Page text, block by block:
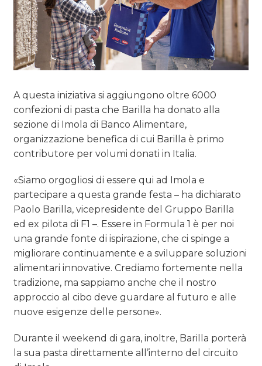
A questa iniziativa si aggiungono oltre 6000
confezioni di pasta che Barilla ha donato alla
sezione di Imola di Banco Alimentare,
organizzazione benefica di cui Barilla è primo
contributore per volumi donati in Italia.
«Siamo orgogliosi di essere qui ad Imola e
partecipare a questa grande festa – ha dichiarato
Paolo Barilla, vicepresidente del Gruppo Barilla
ed ex pilota di F1 –. Essere in Formula 1 è per noi
una grande fonte di ispirazione, che ci spinge a
migliorare continuamente e a sviluppare soluzioni
alimentari innovative. Crediamo fortemente nella
tradizione, ma sappiamo anche che il nostro
approccio al cibo deve guardare al futuro e alle
nuove esigenze delle persone».
Durante il weekend di gara, inoltre, Barilla porterà
la sua pasta direttamente all’interno del circuito